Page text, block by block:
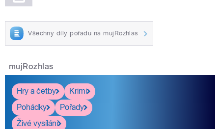
Všechny díly pořadu na mujRozhlas
mujRozhlas
Hry a četby
Krimi
Pohádky
Pořady
Živé vysílání